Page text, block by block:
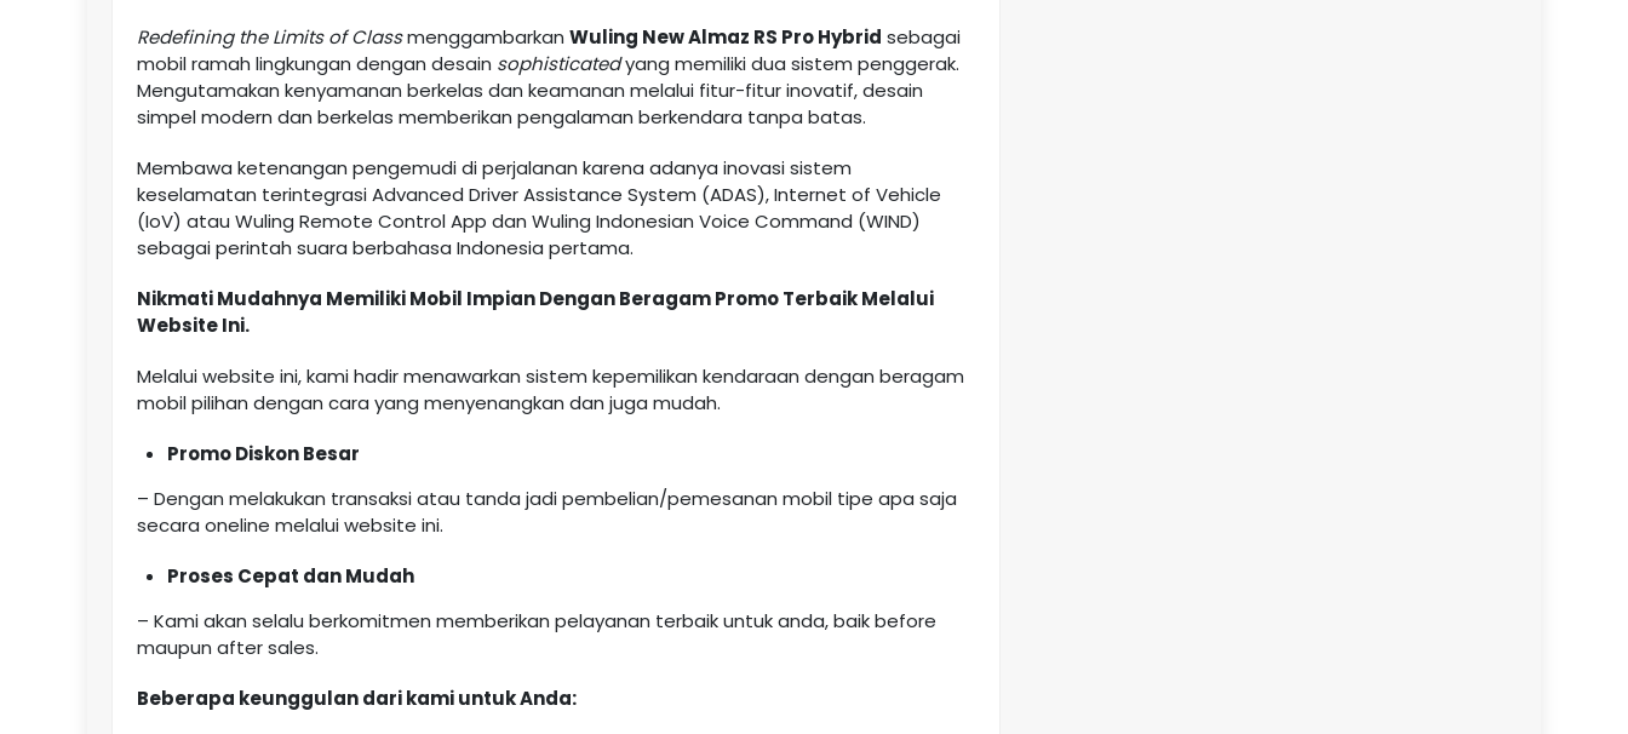
Redefining the Limits of Classmenggambarkan Wuling New Almaz RS Pro Hybrid sebagai
mobil ramah lingkungan dengan desain sophisticatedyang memiliki dua sistem penggerak.
Mengutamakan kenyamanan berkelas dan keamanan melalui fitur-fitur inovatif, desain
simpel modern dan berkelas memberikan pengalaman berkendara tanpa batas.
Membawa ketenangan pengemudi di perjalanan karena adanya inovasi sistem
keselamatan terintegrasi Advanced Driver Assistance System (ADAS), Internet of Vehicle
(IoV) atau Wuling Remote Control App dan Wuling Indonesian Voice Command (WIND)
sebagai perintah suara berbahasa Indonesia pertama.
Nikmati Mudahnya Memiliki Mobil Impian Dengan Beragam Promo Terbaik Melalui
Website Ini.
Melalui website ini, kami hadir menawarkan sistem kepemilikan kendaraan dengan beragam
mobil pilihan dengan cara yang menyenangkan dan juga mudah.
Promo Diskon Besar
– Dengan melakukan transaksi atau tanda jadi pembelian/pemesanan mobil tipe apa saja
secara oneline melalui website ini.
Proses Cepat dan Mudah
– Kami akan selalu berkomitmen memberikan pelayanan terbaik untuk anda, baik before
maupun after sales.
Beberapa keunggulan dari kami untuk Anda: